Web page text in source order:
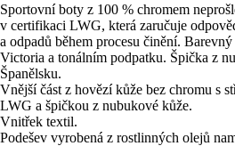
Sportovní boty z 100 % chromem
v certifikaci LWG, která zaručuje
a odpadů během procesu činění.
Victoria a tonálním podpatku. Špička z
Španělsku.
Vnější část z hovězí kůže bez chromu s
LWG a špičkou z nubukové kůže.
Vnitřek textil.
Podešev vyrobená z rostlinných olejů